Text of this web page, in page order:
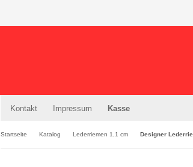
Kontakt Impressum Kasse
Startseite Katalog Lederriemen 1,1 cm Designer